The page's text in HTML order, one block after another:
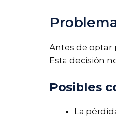
Antes de optar
Esta decisión
Posibles
La